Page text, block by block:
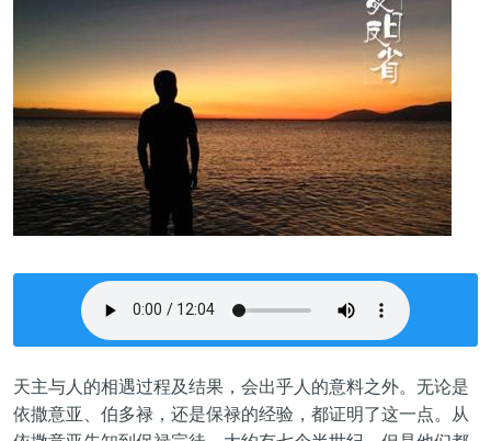
天主与人的相遇过程及结果，会出乎人的意料之外。无论是
依撒意亚、伯多禄，还是保禄的经验，都证明了这一点。从